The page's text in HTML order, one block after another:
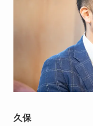
久保